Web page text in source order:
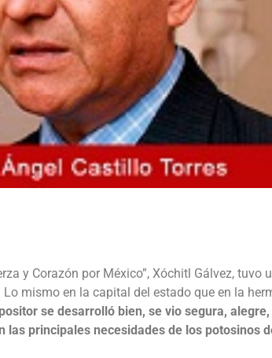
y Corazón por México”, Xóchitl Gálvez, tuvo
mismo en la capital del estado que en la
se desarrolló bien, se vio segura,
las principales necesidades de los potosinos